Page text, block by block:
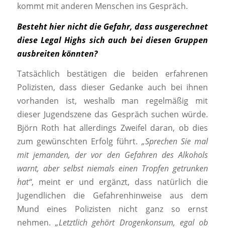
kommt mit anderen Menschen ins Gespräch.
Besteht hier nicht die Gefahr, dass ausgerechnet
diese Legal Highs sich auch bei diesen Gruppen
ausbreiten könnten?
Tatsächlich bestätigen die beiden erfahrenen
Polizisten, dass dieser Gedanke auch bei ihnen
vorhanden ist, weshalb man regelmäßig mit
dieser Jugendszene das Gespräch suchen würde.
Björn Roth hat allerdings Zweifel daran, ob dies
zum gewünschten Erfolg führt.„Sprechen Sie mal
mit jemanden, der vor den Gefahren des Alkohols
warnt, aber selbst niemals einen Tropfen getrunken
hat“, meint er und ergänzt, dass natürlich die
Jugendlichen die Gefahrenhinweise aus dem
Mund eines Polizisten nicht ganz so ernst
nehmen.„Letztlich gehört Drogenkonsum, egal ob